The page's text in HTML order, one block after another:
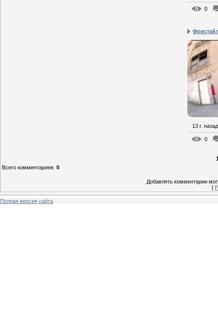
0
13 г. назад
0
Всего комментариев: 0
Добавлять комментарии
[
Полная версия сайта